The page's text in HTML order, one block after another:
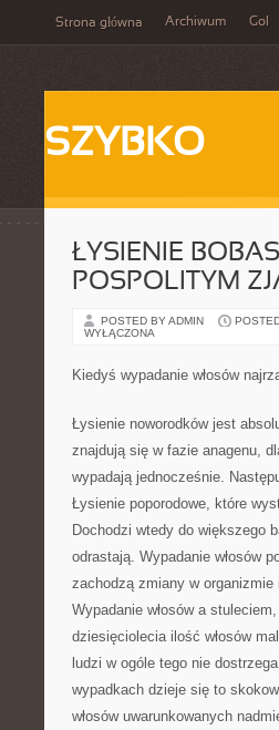
Strona główna Archiwum Gol
SZYBKO
ŁYSIENIE
POSPOLITYM
POSTED BY ADMIN
WYŁĄCZONA
Kiedyś wypadanie włosów
Łysienie noworodków jest
znajdują się w fazie anagenu,
wypadają jednocześnie.
Łysienie poporodowe, które
Dochodzi wtedy do większego
odrastają. Wypadanie włosów
zachodzą zmiany w organizmie
Wypadanie włosów a
dziesięciolecia ilość włosów
ludzi w ogóle tego nie
wypadkach dzieje się to
włosów uwarunkowanych